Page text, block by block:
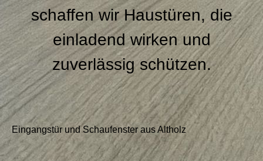
schaffen wir Haustüren, die
einladend wirken und
zuverlässig schützen.
Eingangstür und Schaufenster aus Altholz